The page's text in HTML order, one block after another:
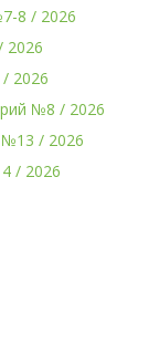
8 / 2026
2026
2026
№8 / 2026
/ 2026
/ 2026